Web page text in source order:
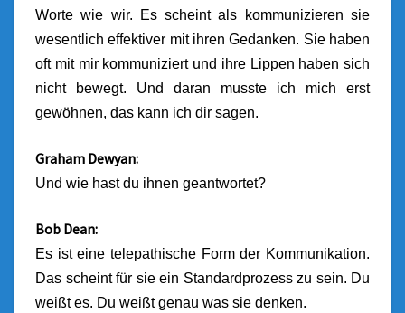
Worte wie wir. Es scheint als kommunizieren sie
wesentlich effektiver mit ihren Gedanken. Sie haben
oft mit mir kommuniziert und ihre Lippen haben sich
nicht bewegt. Und daran musste ich mich erst
gewöhnen, das kann ich dir sagen.
Graham Dewyan:
Und wie hast du ihnen geantwortet?
Bob Dean:
Es ist eine telepathische Form der Kommunikation.
Das scheint für sie ein Standardprozess zu sein. Du
weißt es. Du weißt genau was sie denken.